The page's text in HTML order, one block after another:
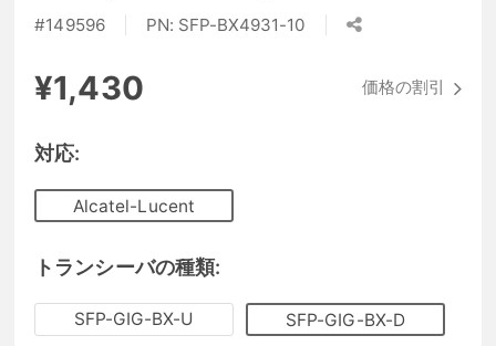
#149596 PN: SFP-BX4931-10
¥1,430 価格の割引
対応:
Alcatel-Lucent
トランシーバの種類:
SFP-GIG-BX-U SFP-GIG-BX-D